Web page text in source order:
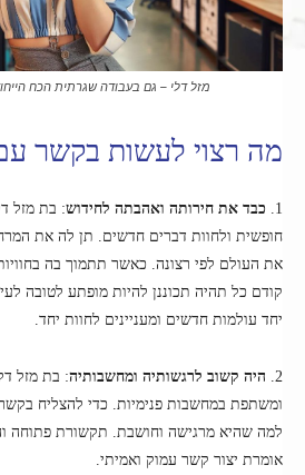
מזל דלי – גם בעבודה שגרתית הכח
מה רצוי לעשות בקשר
1. כבד את חירותה ואהבתה לחידוש: בת מזל
חופשית ולחוות דברים חדשים. תן לה את
את העולם לפי רצונה. כאשר תתמוך בה
קודם כל תהיה תכוננן להיות מופתע לטובה
יחד עולמות חדשים ומעניינים לחוות יחד.
2. היה קשוב לרגשותיה ומחשבותיה: בת מזל
ומשתפת במחשבות פנימיות. כדי להצליח
למה שהיא מרגישה וחושבת. תקשורת פתוחה
אומרת יצור קשר עמוק ואמיתי.